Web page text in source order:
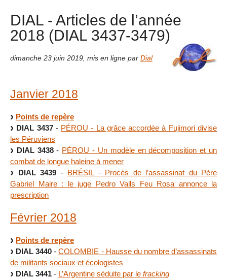
DIAL - Articles de l’année
2018 (DIAL 3437-3479)
dimanche 23 juin 2019 mis en ligne par Dial
Janvier 2018
Points de repère
DIAL 3437- PÉROU - La grâce accordée à Fujimori divise
les Péruviens
DIAL 3438- PÉROU - Un modèle en décomposition et un
combat de longue haleine à mener
DIAL 3439 - BRÉSIL - Procès de l’assassinat du Père
Gabriel Maire : le juge Pedro Valls Feu Rosa annonce la
prescription
Février 2018
Points de repère
DIAL 3440 -COLOMBIE - Hausse du nombre d’assassinats
de militants sociaux et écologistes
DIAL 3441 - L’Argentine séduite par le fracking